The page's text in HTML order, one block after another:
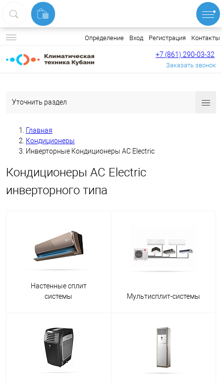
Определение Вход Регистрация Контакты
+7 (861) 290-03-32
Заказать звонок
Уточнить раздел
Главная
Кондиционеры
Инверторные Кондиционеры AC Electric
Кондиционеры AC Electric
инверторного типа
Настенные сплит
системы
Мультисплит-системы